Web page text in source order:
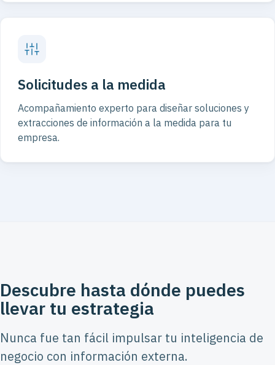
Solicitudes a la medida
Acompañamiento experto para diseñar soluciones y
extracciones de información a la medida para tu
empresa.
Descubre hasta dónde puedes
llevar tu estrategia
Nunca fue tan fácil impulsar tu inteligencia de
negocio con información externa.